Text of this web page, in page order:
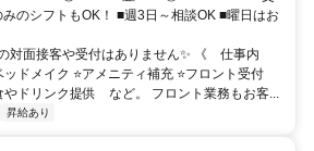
のシフトもOK！ ■週3日～相談OK ■曜日はお
対面接客や受付はありません✨ 《 仕事内
ドメイク ⭐アメニティ補充 ⭐フロント受付
やドリンク提供 など。 フロント業務もお客...
昇給あり